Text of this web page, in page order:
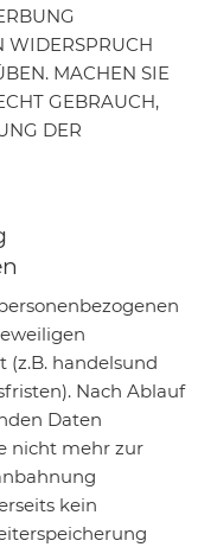
WIDERSPRUCH
MACHEN SIE
GEBRAUCH,
DER
handelsund
Nach Ablauf
Daten
nicht mehr zur
kein